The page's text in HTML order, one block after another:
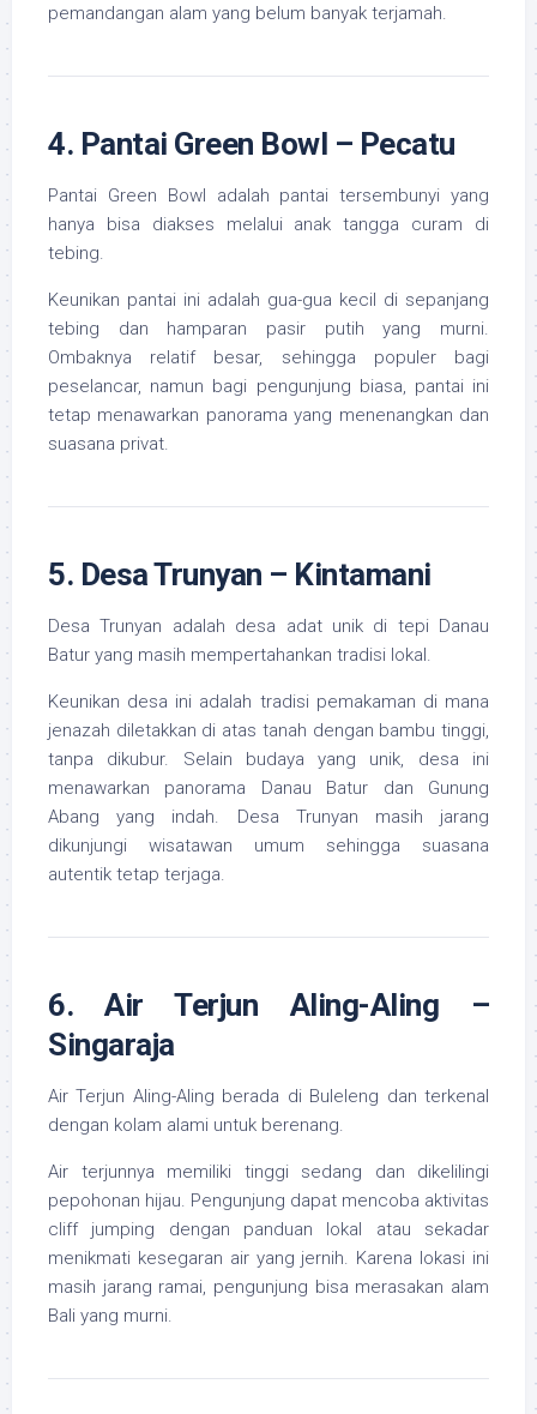
pemandangan alam yang belum banyak terjamah.
4. Pantai Green Bowl – Pecatu
Pantai Green Bowl adalah pantai tersembunyi yang
hanya bisa diakses melalui anak tangga curam di
tebing.
Keunikan pantai ini adalah gua-gua kecil di sepanjang
tebing dan hamparan pasir putih yang murni.
Ombaknya relatif besar, sehingga populer bagi
peselancar, namun bagi pengunjung biasa, pantai ini
tetap menawarkan panorama yang menenangkan dan
suasana privat.
5. Desa Trunyan – Kintamani
Desa Trunyan adalah desa adat unik di tepi Danau
Batur yang masih mempertahankan tradisi lokal.
Keunikan desa ini adalah tradisi pemakaman di mana
jenazah diletakkan di atas tanah dengan bambu tinggi,
tanpa dikubur. Selain budaya yang unik, desa ini
menawarkan panorama Danau Batur dan Gunung
Abang yang indah. Desa Trunyan masih jarang
dikunjungi wisatawan umum sehingga suasana
autentik tetap terjaga.
6. Air Terjun Aling-Aling –
Singaraja
Air Terjun Aling-Aling berada di Buleleng dan terkenal
dengan kolam alami untuk berenang.
Air terjunnya memiliki tinggi sedang dan dikelilingi
pepohonan hijau. Pengunjung dapat mencoba aktivitas
cliff jumping dengan panduan lokal atau sekadar
menikmati kesegaran air yang jernih. Karena lokasi ini
masih jarang ramai, pengunjung bisa merasakan alam
Bali yang murni.